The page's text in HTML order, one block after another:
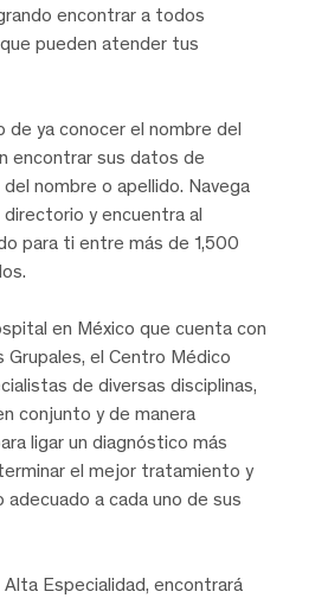
encontrar a todos
pueden atender tus
de ya conocer el nombre del
encontrar sus datos de
nombre o apellido. Navega
y encuentra al
para ti entre más de 1,500
en México que cuenta con
Grupales, el Centro Médico
de diversas disciplinas,
conjunto y de manera
ligar un diagnóstico más
el mejor tratamiento y
a cada uno de sus
Especialidad, encontrará